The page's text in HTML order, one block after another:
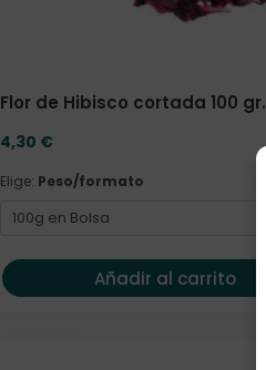
Flor de Hibisco cortada 100 gr.
4,30 €
Elige: Peso/formato
Añadir al carrito